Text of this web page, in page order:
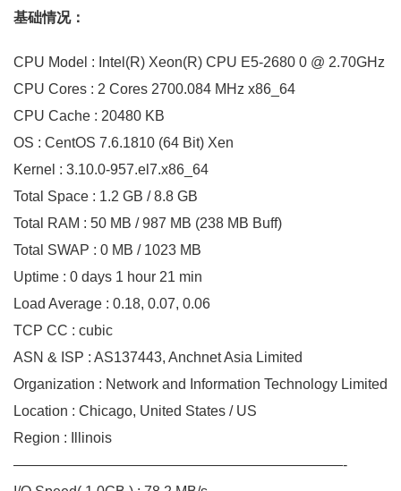
基础情况：
CPU Model : Intel(R) Xeon(R) CPU E5-2680 0 @ 2.70GHz
CPU Cores : 2 Cores 2700.084 MHz x86_64
CPU Cache : 20480 KB
OS : CentOS 7.6.1810 (64 Bit) Xen
Kernel : 3.10.0-957.el7.x86_64
Total Space : 1.2 GB / 8.8 GB
Total RAM : 50 MB / 987 MB (238 MB Buff)
Total SWAP : 0 MB / 1023 MB
Uptime : 0 days 1 hour 21 min
Load Average : 0.18, 0.07, 0.06
TCP CC : cubic
ASN & ISP : AS137443, Anchnet Asia Limited
Organization : Network and Information Technology Limited
Location : Chicago, United States / US
Region : Illinois
———————————————————————-